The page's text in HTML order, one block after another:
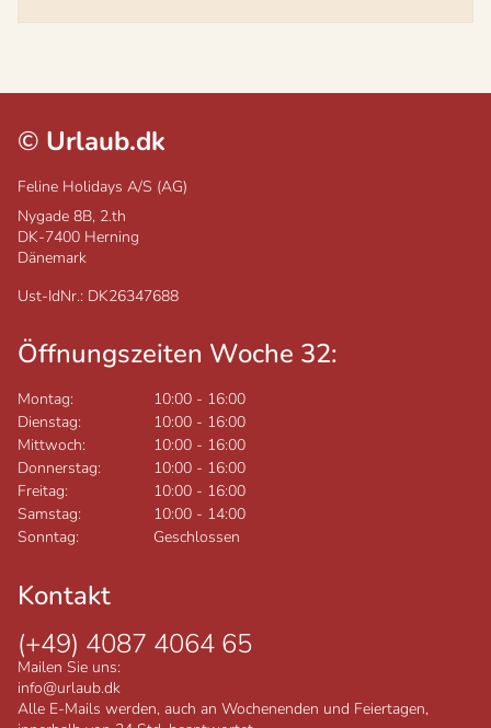
© Urlaub.dk
Feline Holidays A/S (AG)
Nygade 8B, 2.th
DK-7400 Herning
Dänemark
Ust-IdNr.: DK26347688
Öffnungszeiten Woche 32:
Montag: 10:00 - 16:00
Dienstag:
10:00 - 16:00
Mittwoch:
10:00 - 16:00
Donnerstag:
10:00 - 16:00
Freitag:
10:00 - 16:00
Samstag:
10:00 - 14:00
Sonntag:
Geschlossen
Kontakt
(+49) 4087 4064 65
Mailen Sie uns:
info@urlaub.dk
Alle E-Mails werden, auch an Wochenenden und Feiertagen,